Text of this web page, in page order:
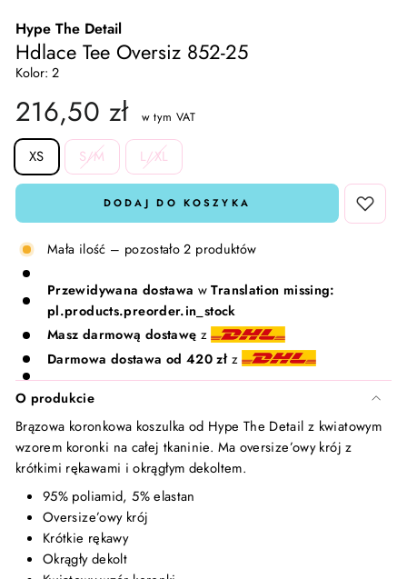
Hype The Detail
Hdlace Tee Oversiz 852-25
Kolor: 2
216,50 zł w tym VAT
SIZE
XS S/M L/XL
DODAJ DO KOSZYKA
Mała ilość – pozostało 2 produktów
Przewidywana dostawa wTranslation missing:
pl.products.preorder.in_stock
Masz darmową dostawę z
Darmowa dostawa od 420 złz
O produkcie
Brązowa koronkowa koszulka od Hype The Detail z kwiatowym
wzorem koronki na całej tkaninie. Ma oversize’owy krój z
krótkimi rękawami i okrągłym dekoltem.
95% poliamid, 5% elastan
Oversize’owy krój
Krótkie rękawy
Okrągły dekolt
Skarpetki i rajstopy
Komplety dresowe
T-shirty i Topy
Kamizelki
Komplety 🛍️
Lavinde Copenhagen
Meraki
Nailberry
Natalie Maria Scandinavian
Oskia
Rosalique
Rudolph Care
Sandstone
Santilea London - Real Rebel
TanCan
Valentin Beautyline
Vita Liberata